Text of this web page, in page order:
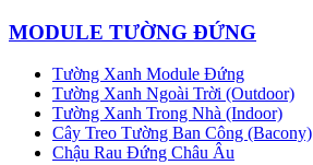
MODULE TƯỜNG ĐỨNG
Tường Xanh Module Đứng
Tường Xanh Ngoài Trời (Outdoor)
Tường Xanh Trong Nhà (Indoor)
Cây Treo Tường Ban Công (Bacony)
Chậu Rau Đứng Châu Âu